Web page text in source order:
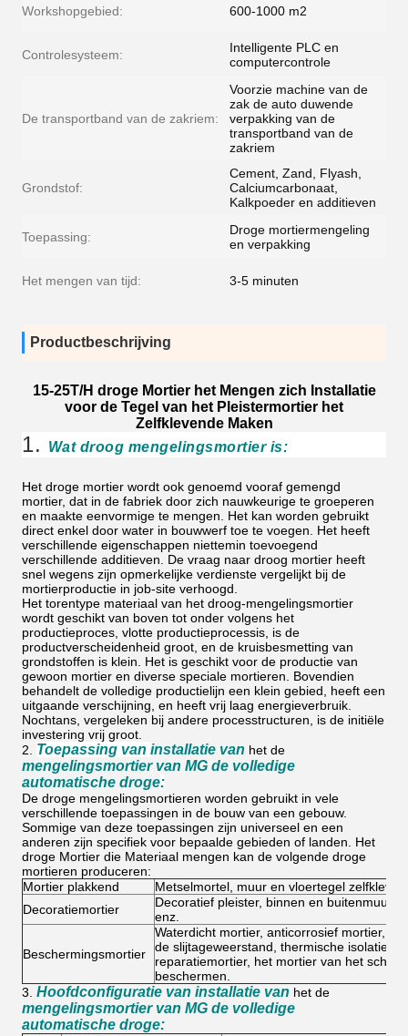
Workshopgebied: 600-1000 m2
Controlesysteem:
Intelligente PLC en
computercontrole
De transportband van de zakriem:
Voorzie machine van de
zak de auto duwende
verpakking van de
transportband van de
zakriem
Grondstof:
Cement, Zand, Flyash,
Calciumcarbonaat,
Kalkpoeder en additieven
Toepassing:
Droge mortiermengeling
en verpakking
Het mengen van tijd: 3-5 minuten
Productbeschrijving
15-25T/H droge Mortier het Mengen zich Installatie
voor de Tegel van het Pleistermortier het
Zelfklevende Maken
1. Wat droog mengelingsmortier is:
Het droge mortier wordt ook genoemd vooraf gemengd
mortier, dat in de fabriek door zich nauwkeurige te groeperen
en maakte eenvormige te mengen. Het kan worden gebruikt
direct enkel door water in bouwwerf toe te voegen. Het heeft
verschillende eigenschappen niettemin toevoegend
verschillende additieven. De vraag naar droog mortier heeft
snel wegens zijn opmerkelijke verdienste vergelijkt bij de
mortierproductie in job-site verhoogd.
Het torentype materiaal van het droog-mengelingsmortier
wordt geschikt van boven tot onder volgens het
productieproces, vlotte productieprocessis, is de
productverscheidenheid groot, en de kruisbesmetting van
grondstoffen is klein. Het is geschikt voor de productie van
gewoon mortier en diverse speciale mortieren. Bovendien
behandelt de volledige productielijn een klein gebied, heeft een
uitgaande verschijning, en heeft vrij laag energieverbruik.
Nochtans, vergeleken bij andere processtructuren, is de initiële
investering vrij groot.
2. Toepassing van installatie van het de
mengelingsmortier van MG de volledige
automatische droge:
De droge mengelingsmortieren worden gebruikt in vele
verschillende toepassingen in de bouw van een gebouw.
Sommige van deze toepassingen zijn universeel en een
anderen zijn specifiek voor bepaalde gebieden of landen. Het
droge Mortier die Materiaal mengen kan de volgende droge
mortieren produceren:
Mortier plakkend
Metselmortel, muur en vloertegel
Decoratiemortier
Decoratief pleister, binnen en
enz.
Beschermingsmortier
Waterdicht mortier, anticorrosief mortier,
de slijtageweerstand, thermische
reparatiemortier, het mortier van het
beschermen.
3. Hoofdconfiguratie van installatie van het de
mengelingsmortier van MG de volledige
automatische droge: